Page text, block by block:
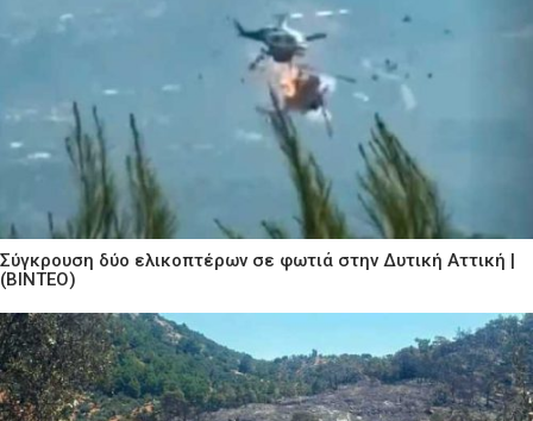
Σύγκρουση δύο ελικοπτέρων σε φωτιά στην Δυτική Αττική |
(ΒΙΝΤΕΟ)